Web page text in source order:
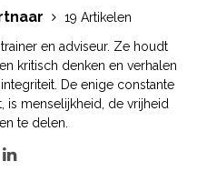
19 Artikelen
en adviseur. Ze houdt
kritisch denken en verhalen
De enige constante
is menselijkheid, de vrijheid
te delen.